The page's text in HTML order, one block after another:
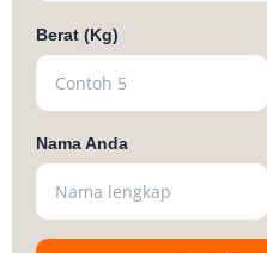
Berat (Kg)
Nama Anda